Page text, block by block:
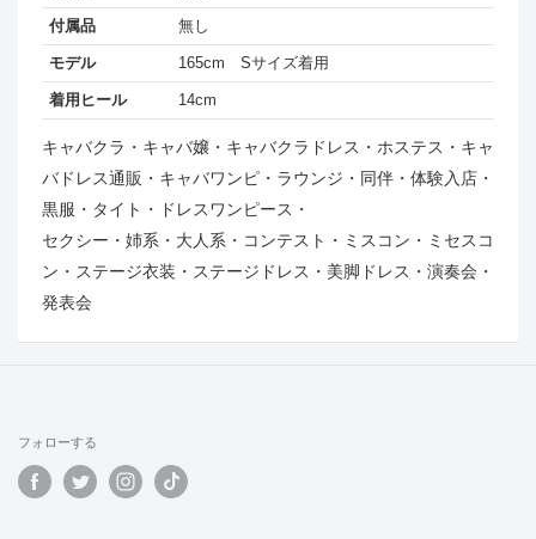
付属品 無し
モデル 165cm Sサイズ着用
着用ヒール 14cm
キャバクラ・キャバ嬢・キャバクラドレス・ホステス・キャ
バドレス通販・キャバワンピ・ラウンジ・同伴・体験入店・
黒服・タイト・ドレスワンピース・
セクシー・姉系・大人系・コンテスト・ミスコン・ミセスコ
ン・ステージ衣装・ステージドレス・美脚ドレス・演奏会・
発表会
フォローする